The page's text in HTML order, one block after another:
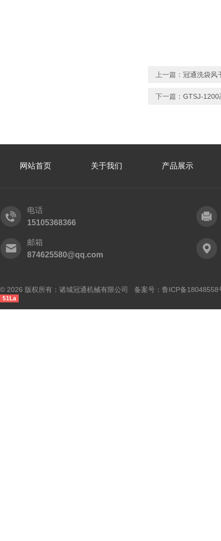
上一篇： 冠通洗袋风
下一篇： GTSJ-1200
网站首页 关于我们 产品展示
电话
15105368366
邮箱
874625580@qq.com
© 2026 版权所有：诸城冠通机械有限公司 备案号： 鲁ICP备18048558
51La